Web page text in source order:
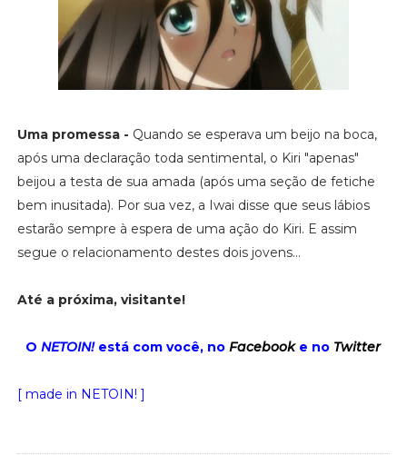
Uma promessa - Quando se esperava um beijo na boca,
após uma declaração toda sentimental, o Kiri "apenas"
beijou a testa de sua amada (após uma seção de fetiche
bem inusitada). Por sua vez, a Iwai disse que seus lábios
estarão sempre à espera de uma ação do Kiri. E assim
segue o relacionamento destes dois jovens...
Até a próxima, visitante!
ONETOIN!está com você, noFacebooke no Twitter
[ made in NETOIN! ]